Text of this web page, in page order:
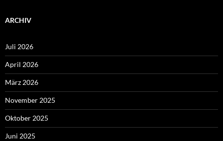
ARCHIV
Juli 2026
April 2026
März 2026
November 2025
Oktober 2025
Juni 2025